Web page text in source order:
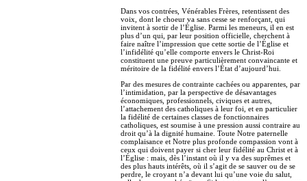
Dans vos contrées, Vénérables Frères, retentissent des
voix, dont le choeur va sans cesse se renforçant, qui
invitent à sortir de l’Église. Parmi les meneurs, il en est
plus d’un qui, par leur position officielle, cherchent à
faire naître l’impression que cette sortie de l’Église et
l’infidélité qu’elle comporte envers le Christ-Roi
constituent une preuve particulièrement convaincante et
méritoire de la fidélité envers l’État d’aujourd’hui.
Par des mesures de contrainte cachées ou apparentes, par
l’intimidation, par la perspective de désavantages
économiques, professionnels, civiques et autres,
l’attachement des catholiques à leur foi, et en particulier
la fidélité de certaines classes de fonctionnaires
catholiques, est soumise à une pression aussi contraire au
droit qu’à la dignité humaine. Toute Notre paternelle
complaisance et Notre plus profonde compassion vont à
ceux qui doivent payer si cher leur fidélité au Christ et à
l’Église : mais, dès l’instant où il y va des suprêmes et
des plus hauts intérêts, où il s’agit de se sauver ou de se
perdre, le croyant n’a devant lui qu’une voie du salut,